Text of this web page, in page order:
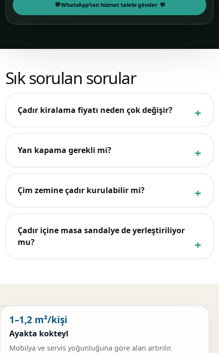
WhatsApp’tan hizmet talebi gönder
Sık sorulan sorular
Çadır kiralama fiyatı neden çok değişir?
Yan kapama gerekli mi?
Çim zemine çadır kurulabilir mi?
Çadır içine masa sandalye de yerleştiriliyor
mu?
1–1,2 m²/kişi
Ayakta kokteyl
Mobilya ve servis yoğunluğuna göre alan artırılır.